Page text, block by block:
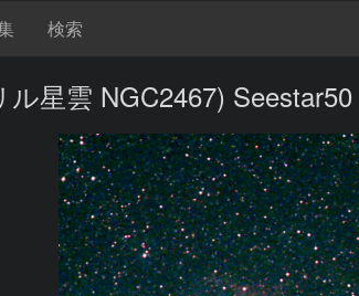
検索
星雲 NGC2467) Seestar50